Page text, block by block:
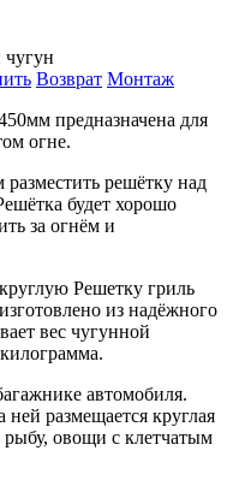
чугун
Возврат Монтаж
предназначена для
огне.
решётку над
будет хорошо
за огнём и
Решетку гриль
из надёжного
вес чугунной
автомобиля.
ней размещается круглая
овощи с клетчатым